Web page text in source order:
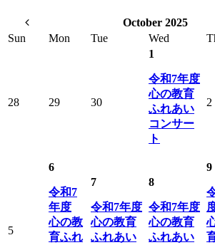
October 2025
Sun
Mon Tue Wed
28 29 30
1
令和7年度
心の教育
ふれあい
コンサー
ト
2
5
6
令和7
年度
心の教
育ふれ
7
令和7年度
心の教育
ふれあい
8
令和7年度
心の教育
ふれあい
9